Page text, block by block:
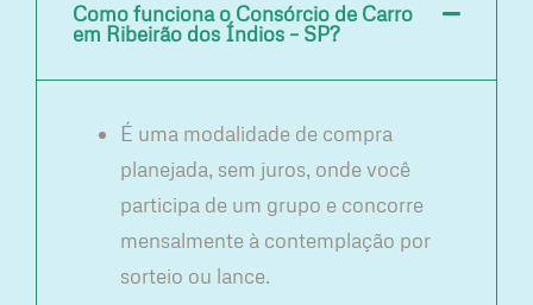
Como funciona o Consórcio de Carro
em Ribeirão dos Índios – SP?
É uma modalidade de compra
planejada, sem juros, onde você
participa de um grupo e concorre
mensalmente à contemplação por
sorteio ou lance.